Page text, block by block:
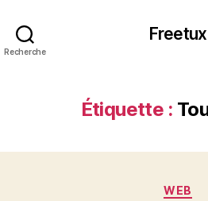
Recherche
Freetux
Étiquette :
WEB